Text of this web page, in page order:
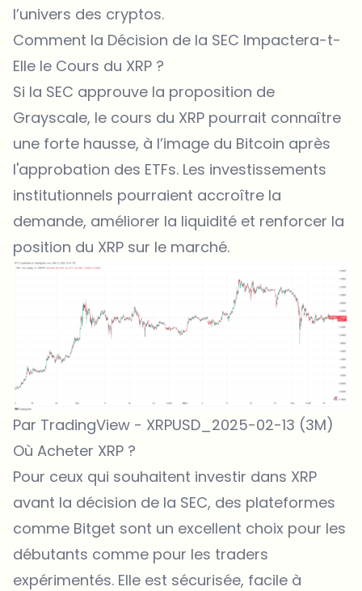
l’univers des cryptos.
Comment la Décision de la SEC Impactera-t-
Elle le Cours du XRP ?
Si la SEC approuve la proposition de
Grayscale, le cours du XRP pourrait connaître
une forte hausse, à l’image du Bitcoin après
l'approbation des ETFs. Les investissements
institutionnels pourraient accroître la
demande, améliorer la liquidité et renforcer la
position du XRP sur le marché.
Par TradingView - XRPUSD_2025-02-13 (3M)
Où Acheter XRP ?
Pour ceux qui souhaitent investir dans XRP
avant la décision de la SEC, des plateformes
comme Bitget sont un excellent choix pour les
débutants comme pour les traders
expérimentés. Elle est sécurisée, facile à